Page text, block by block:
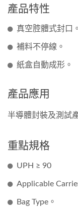
產品特性
真空腔體式封口。
補料不停線。
紙盒自動成形。
產品應用
半導體封裝及測試
重點規格
UPH ≥ 90
Applicable
Bag Type。